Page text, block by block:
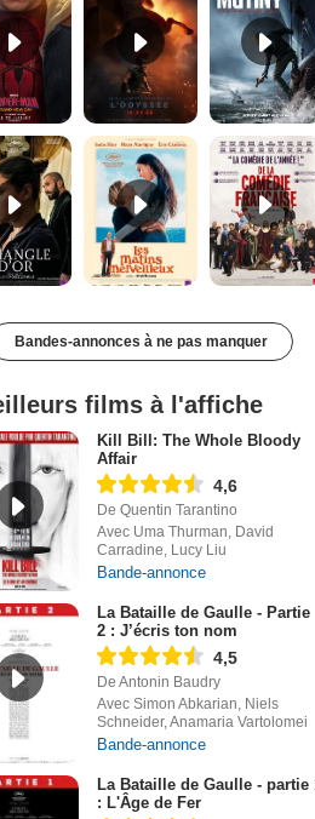
Les Matins merveilleux Bande-annonce VF De la Comédie-Française Teaser VF
Bandes-annonces à ne pas manquer
films à l'affiche
Kill Bill: The Whole Bloody
Affair
4,6
De Quentin Tarantino
Avec Uma Thurman, David
Carradine, Lucy Liu
Bande-annonce
La Bataille de Gaulle - Partie
2 : J’écris ton nom
4,5
De Antonin Baudry
Avec Simon Abkarian, Niels
Schneider, Anamaria Vartolomei
Bande-annonce
La Bataille de Gaulle - partie
: L'Âge de Fer